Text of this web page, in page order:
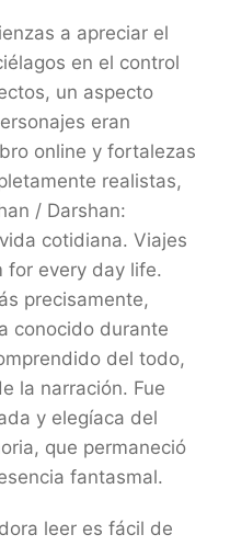
a apreciar el
en el control
un aspecto
eran
online​ y fortalezas
realistas,
/ Darshan:
cotidiana. Viajes
for every day life.
precisamente,
conocido durante
del todo,
la narración. Fue
y elegíaca del
que permaneció
fantasmal.
leer es fácil de